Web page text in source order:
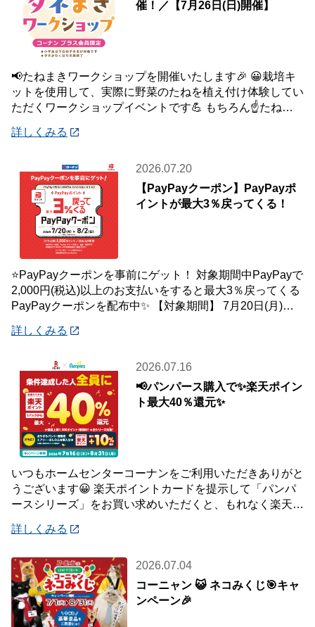
催！／【7月26日(日)開催】
📢たねまきワークショップを開催いたします🎉 😀栽培キ
ットを使用して、実際に野菜のたねを植え付け体験してい
ただくワークショップイベントです💪 もちろん☝️たねを
詳しくみる
2026.07.20
【PayPayクーポン】PayPayポ
イントが最大3％戻ってくる！
⭐PayPayクーポンを事前にゲット！ 対象期間中PayPayで
2,000円(税込)以上のお支払いをすると最大3％戻ってくる
PayPayクーポンを配布中✨ 【対象期間】 7月20日(月)～8
詳しくみる
2026.07.16
📢パンパース購入で✨楽天ポイン
ト最大40％還元✨
いつもホームセンターコーナンをご利用いただきありがと
うございます😀 楽天ポイントカードを提示して「パンパ
ースシリーズ」をお買い求めいただくと、もれなく楽天ポ
詳しくみる
2026.07.04
コーニャン 😺 ネコみくじ🎯キャ
ンペーン🎉